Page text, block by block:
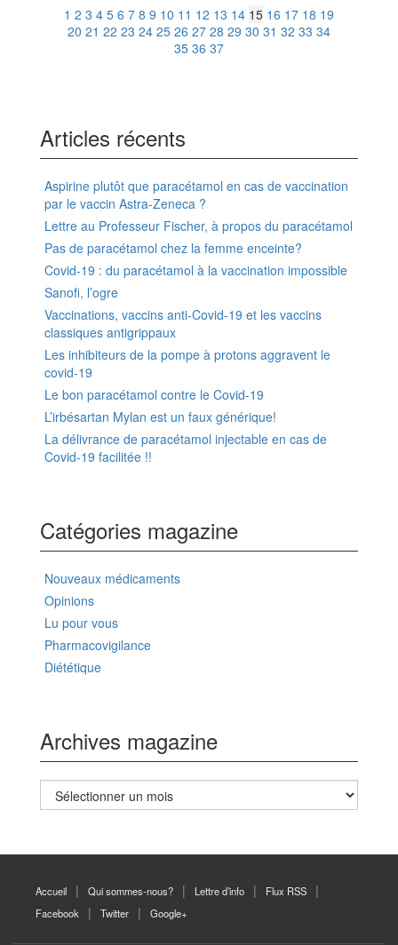
1 2 3 4 5 6 7 8 9 10 11 12 13 14 15 16 17 18 19
20 21 22 23 24 25 26 27 28 29 30 31 32 33 34
35 36 37
Articles récents
Aspirine plutôt que paracétamol en cas de vaccination
par le vaccin Astra-Zeneca ?
Lettre au Professeur Fischer, à propos du paracétamol
Pas de paracétamol chez la femme enceinte?
Covid-19 : du paracétamol à la vaccination impossible
Sanofi, l’ogre
Vaccinations, vaccins anti-Covid-19 et les vaccins
classiques antigrippaux
Les inhibiteurs de la pompe à protons aggravent le
covid-19
Le bon paracétamol contre le Covid-19
L’irbésartan Mylan est un faux générique!
La délivrance de paracétamol injectable en cas de
Covid-19 facilitée !!
Catégories magazine
Nouveaux médicaments
Opinions
Lu pour vous
Pharmacovigilance
Diététique
Archives magazine
Archives
magazine
Accueil Qui sommes-nous? Lettre d’info
Flux RSS
Facebook
Twitter Google+